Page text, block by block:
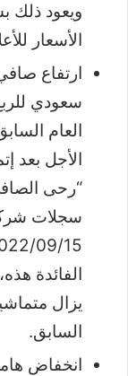
ويعود ذلك
الأسعار
سعودي
العام
الأجل بعد
“رحى
سجلات
الفائدة
يزال
السابق.